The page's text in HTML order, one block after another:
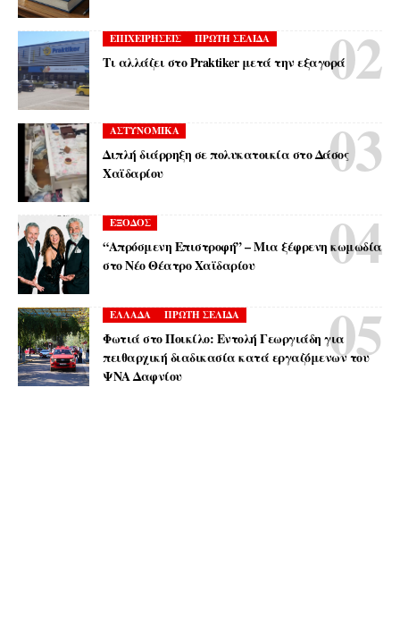
ΕΠΙΧΕΙΡΗΣΕΙΣ ΠΡΩΤΗ ΣΕΛΙΔΑ
Τι αλλάζει στο Praktiker μετά την εξαγορά
ΑΣΤΥΝΟΜΙΚΑ
Διπλή διάρρηξη σε πολυκατοικία στο Δάσος
Χαϊδαρίου
ΕΞΟΔΟΣ
“Απρόσμενη Επιστροφή” – Μια ξέφρενη κωμωδία
στο Νέο Θέατρο Χαϊδαρίου
ΕΛΛΑΔΑ ΠΡΩΤΗ ΣΕΛΙΔΑ
Φωτιά στο Ποικίλο: Εντολή Γεωργιάδη για
πειθαρχική διαδικασία κατά εργαζόμενων του
ΨΝΑ Δαφνίου